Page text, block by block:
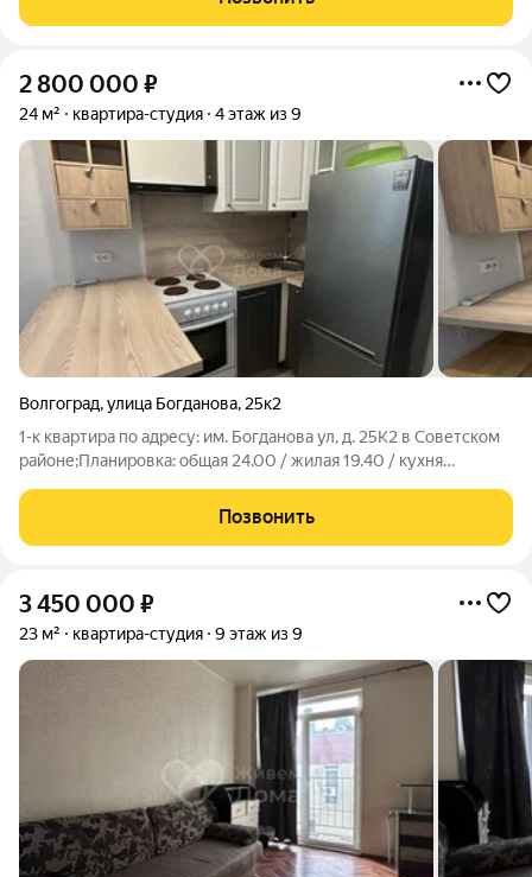
Красноармейского района, ТЦ
2 800 000 ₽
24 м² квартира-студия 4 этаж из 9
Волгоград,улица Богданова, 25к2
1-к квартира по адресу: им. Богданова ул, д. 25К2 в Советском
районе;Планировка: общая 24.00 / жилая 19.40 / кухня
Пластиковые окна. На полу линолеум. Есть застекленный
пластиком балконПри продаже
Позвонить
3 450 000 ₽
23 м² квартира-студия 9 этаж из 9